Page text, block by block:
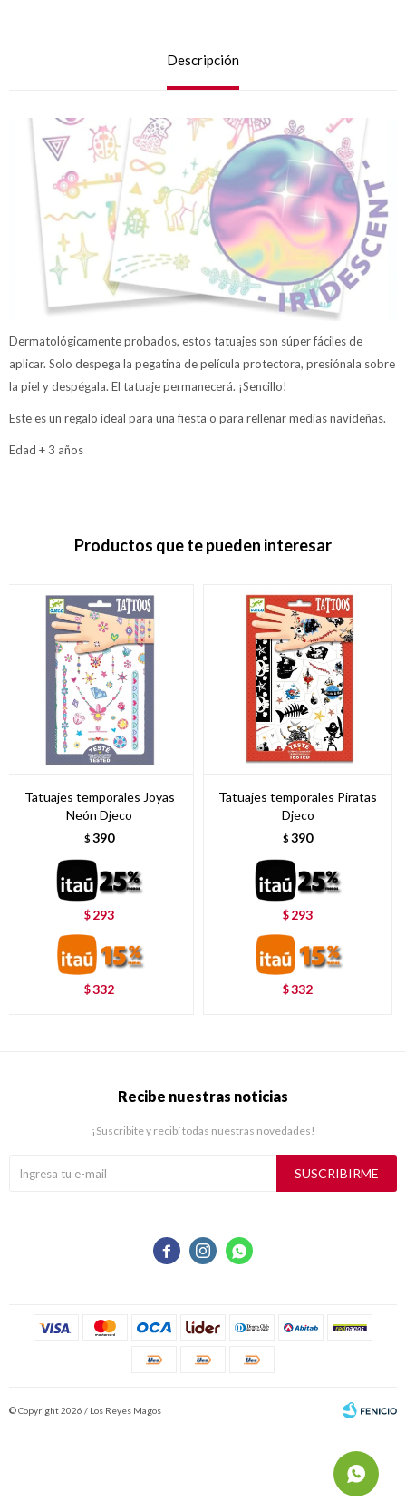
Descripción
Dermatológicamente probados, estos tatuajes son súper fáciles de
aplicar. Solo despega la pegatina de película protectora, presiónala sobre
la piel y despégala. El tatuaje permanecerá. ¡Sencillo!
Este es un regalo ideal para una fiesta o para rellenar medias navideñas.
Edad + 3 años
Productos que te pueden interesar
Tatuajes temporales Joyas
Neón Djeco
$ 390
$ 293
$332
Tatuajes temporales Piratas
Djeco
$ 390
$ 293
$332
  
Recibe nuestras noticias
¡Suscribite y recibí todas nuestras novedades!
SUSCRIBIRME
© Copyright 2026 / Los Reyes Magos